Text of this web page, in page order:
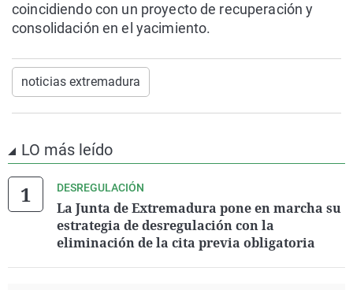
coincidiendo con un proyecto de recuperación y
consolidación en el yacimiento.
noticias extremadura
LO más leído
DESREGULACIÓN
La Junta de Extremadura pone en marcha su
estrategia de desregulación con la
eliminación de la cita previa obligatoria